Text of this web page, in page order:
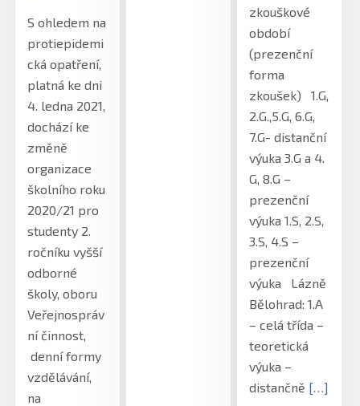
S ohledem na
protiepidemi
cká opatření,
platná ke dni
4. ledna 2021,
dochází ke
změně
organizace
školního roku
2020/21 pro
studenty 2.
ročníku vyšší
odborné
školy, oboru
Veřejnospráv
ní činnost,
denní formy
vzdělávání,
na
zkouškové
období
(prezenční
forma
zkoušek) 1.G,
2.G.,5.G, 6.G,
7.G- distanční
výuka 3.G a 4.
G, 8.G –
prezenční
výuka 1.S, 2.S,
3.S, 4.S –
prezenční
výuka Lázně
Bělohrad: 1.A
– celá třída –
teoretická
výuka –
distančně […]